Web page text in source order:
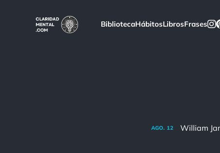
BibliotecaHábitosLibrosFrases
AGO. 12